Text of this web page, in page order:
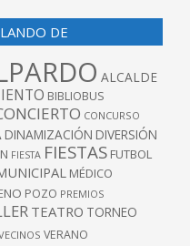
DE
ALCALDE
BIBLIOBUS
CONCURSO
DINAMIZACIÓN DIVERSIÓN
FIESTA FIESTAS FUTBOL
MÉDICO
POZO PREMIOS
TEATRO TORNEO
VERANO